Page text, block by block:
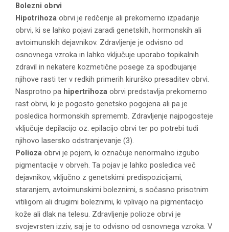
Bolezni obrvi
Hipotrihoza obrvi je redčenje ali prekomerno izpadanje
obrvi, ki se lahko pojavi zaradi genetskih, hormonskih ali
avtoimunskih dejavnikov. Zdravljenje je odvisno od
osnovnega vzroka in lahko vključuje uporabo topikalnih
zdravil in nekatere kozmetične posege za spodbujanje
njihove rasti ter v redkih primerih kirurško presaditev obrvi.
Nasprotno pa hipertrihoza obrvi predstavlja prekomerno
rast obrvi, ki je pogosto genetsko pogojena ali pa je
posledica hormonskih sprememb. Zdravljenje najpogosteje
vključuje depilacijo oz. epilacijo obrvi ter po potrebi tudi
njihovo lasersko odstranjevanje (3).
Polioza obrvi je pojem, ki označuje nenormalno izgubo
pigmentacije v obrveh. Ta pojav je lahko posledica več
dejavnikov, vključno z genetskimi predispozicijami,
staranjem, avtoimunskimi boleznimi, s sočasno prisotnim
vitiligom ali drugimi boleznimi, ki vplivajo na pigmentacijo
kože ali dlak na telesu. Zdravljenje polioze obrvi je
svojevrsten izziv, saj je to odvisno od osnovnega vzroka. V